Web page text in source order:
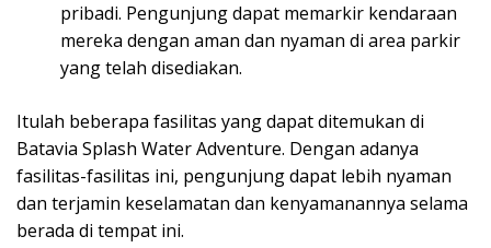
pribadi. Pengunjung dapat memarkir kendaraan
mereka dengan aman dan nyaman di area parkir
yang telah disediakan.
Itulah beberapa fasilitas yang dapat ditemukan di
Batavia Splash Water Adventure. Dengan adanya
fasilitas-fasilitas ini, pengunjung dapat lebih nyaman
dan terjamin keselamatan dan kenyamanannya selama
berada di tempat ini.